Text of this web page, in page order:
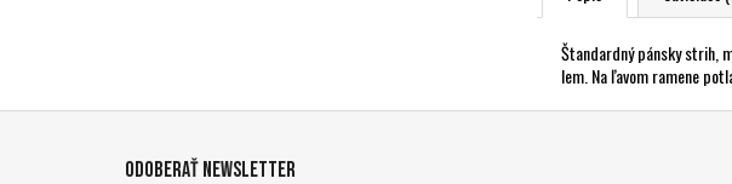
Štandardný pánsky strih,
lem. Na ľavom ramene
Odoberať newsletter